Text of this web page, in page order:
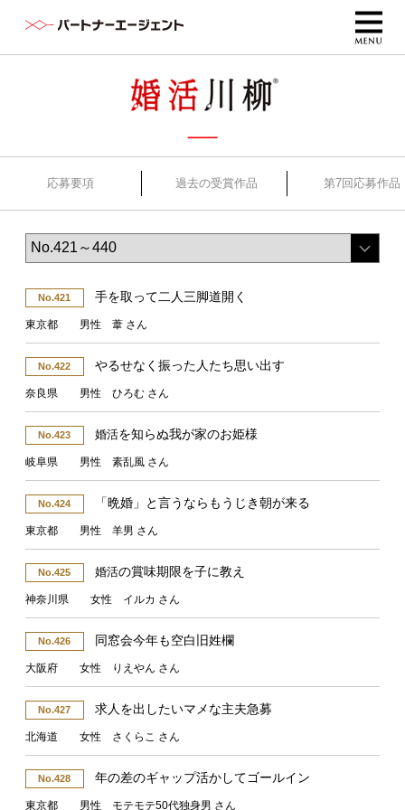
応募要項 過去の受賞作品 第7回応募作品
No.421 手を取って二人三脚道開く
東京都 男性 葦 さん
No.422 やるせなく振った人たち思い出す
奈良県 男性 ひろむ さん
No.423 婚活を知らぬ我が家のお姫様
岐阜県 男性 素乱風 さん
No.424 「晩婚」と言うならもうじき朝が来る
東京都 男性 羊男 さん
No.425 婚活の賞味期限を子に教え
神奈川県 女性 イルカ さん
No.426 同窓会今年も空白旧姓欄
大阪府 女性 りえやん さん
No.427 求人を出したいマメな主夫急募
北海道 女性 さくらこ さん
No.428 年の差のギャップ活かしてゴールイン
東京都 男性 モテモテ50代独身男 さん